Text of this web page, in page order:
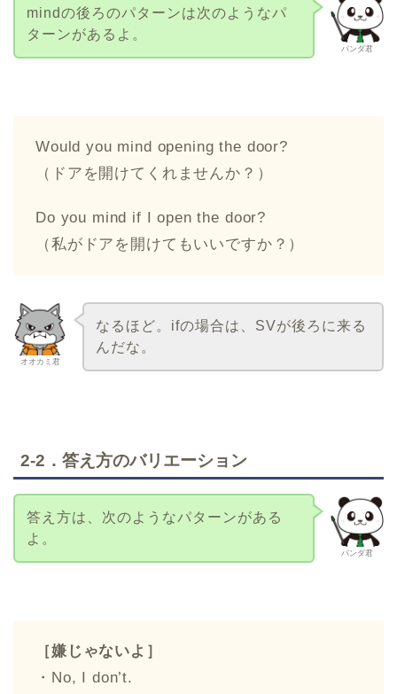
パンダ君
mindの後ろのパターンは次のようなパ
ターンがあるよ。
Would you mind opening the door?
（ドアを開けてくれませんか？）
Do you mind if I open the door?
（私がドアを開けてもいいですか？）
オオカミ君
なるほど。ifの場合は、SVが後ろに来る
んだな。
2-2．答え方のバリエーション
パンダ君
答え方は、次のようなパターンがある
よ。
［嫌じゃないよ］
・No, I don’t.